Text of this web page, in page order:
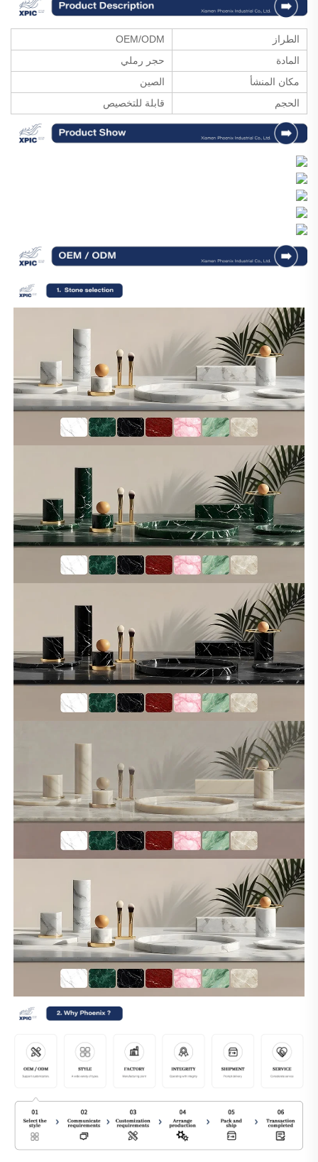
الطراز
OEM/ODM
المادة
حجر رملي
مكان المنشأ
الصين
الحجم
قابلة للتخصيص